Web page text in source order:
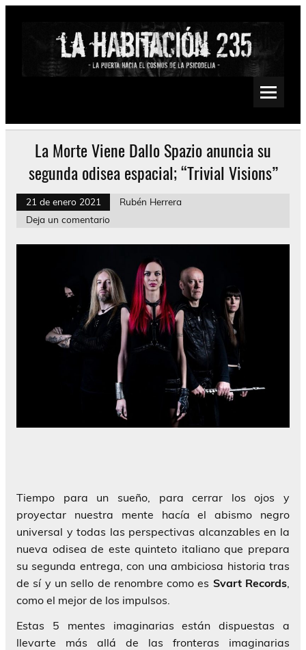
Saltar
Psychedelic, Stoner, Doom, Sludge, Fuzz, Space, Drone
La Morte Viene Dallo Spazio anuncia su
segunda odisea espacial; “Trivial Visions”
21 de enero 2021
Rubén Herrera
Deja un comentario
Tiempo para un sueño, para cerrar los ojos y
proyectar nuestra mente hacía el abismo negro
universal y todas las perspectivas alcanzables en la
nueva odisea de este quinteto italiano que prepara
su segunda entrega, con una ambiciosa historia tras
de sí y un sello de renombre como es Svart Records
como el mejor de los impulsos.
Estas 5 mentes imaginarias están dispuestas a
llevarte más allá de las fronteras imaginarias